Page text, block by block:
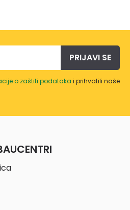
PRIJAVI SE
o zaštiti podataka i prihvatili naše